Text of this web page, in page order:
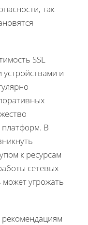
так
SSL
и
платформ. В
к ресурсам
сетевых
угрожать